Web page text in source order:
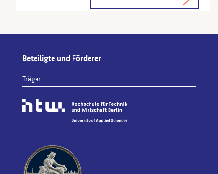
Beteiligte und Förderer
Träger